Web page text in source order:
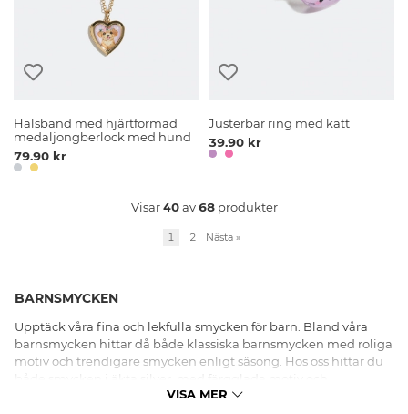
Halsband med hjärtformad
medaljongberlock med hund
79.90 kr
Justerbar ring med katt
39.90 kr
Visar40av68produkter
1 2 Nästa »
BARNSMYCKEN
Upptäck våra fina och lekfulla smycken för barn. Bland våra
barnsmycken hittar då både klassiska barnsmycken med roliga
motiv och trendigare smycken enligt säsong. Hos oss hittar du
clipsörhängen för alla barn utan hål i öronen. Shoppa halsband,
VISA MER